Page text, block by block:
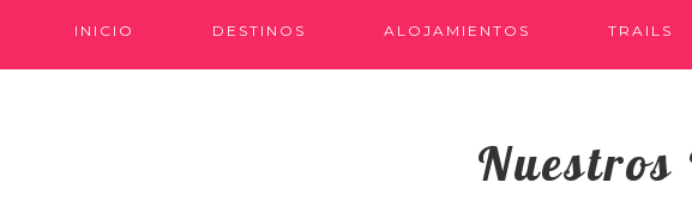
INICIO DESTINOS ALOJAMIENTOS TRAILS
Nuestros